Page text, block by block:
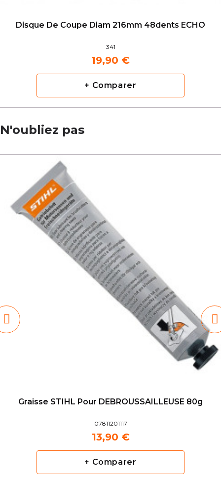
Disque De Coupe Diam 216mm 48dents ECHO
341
19,90 €
+ Comparer
N'oubliez pas
Graisse STIHL Pour DEBROUSSAILLEUSE 80g
07811201117
13,90 €
+ Comparer